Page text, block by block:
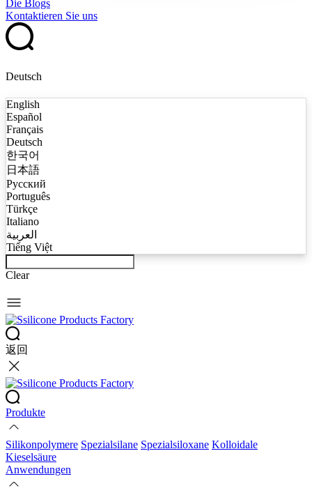
Die Blogs
Kontaktieren Sie uns
Deutsch
English
Español
Français
Deutsch
한국어
日本語
Русский
Português
Türkçe
Italiano
العربية
Tiếng Việt
Clear
返回
Produkte
Silikonpolymere Spezialsilane Spezialsiloxane Kolloidale
Kieselsäure
Anwendungen